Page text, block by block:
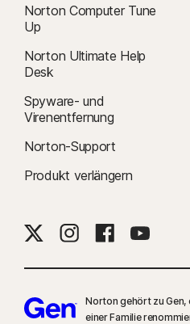
Norton Computer Tune
Up
Norton Ultimate Help
Desk
Spyware- und
Virenentfernung
Norton-Support
Produkt verlängern
Norton gehört zu Gen,
einer Familie